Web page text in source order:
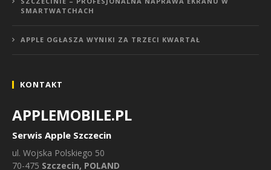
SMARTWATCHACH
APPLE OGŁASZA WYNIKI ZA TRZECI KWARTAŁ
KONTAKT
APPLEMOBILE.PL
Serwis Apple Szczecin
ul. Wojska Polskiego 50
70-475 Szczecin, POLAND